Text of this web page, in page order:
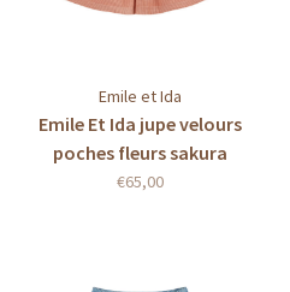
Emile et Ida
Emile Et Ida jupe velours
poches fleurs sakura
€65,00